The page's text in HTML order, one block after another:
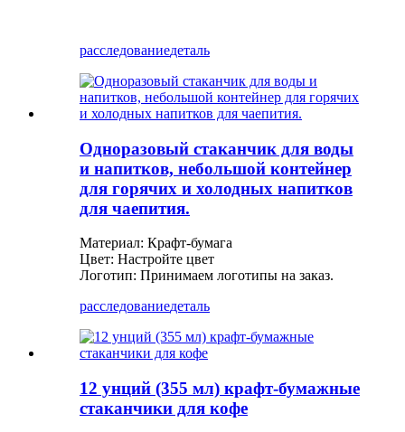
расследованиедеталь
Одноразовый стаканчик для воды
и напитков, небольшой контейнер
для горячих и холодных напитков
для чаепития.
Материал: Крафт-бумага
Цвет: Настройте цвет
Логотип: Принимаем логотипы на заказ.
расследованиедеталь
12 унций (355 мл) крафт-бумажные
стаканчики для кофе